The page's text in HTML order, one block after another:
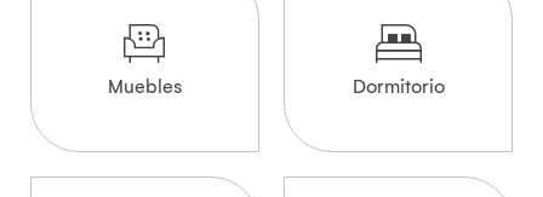
Muebles Dormitorio